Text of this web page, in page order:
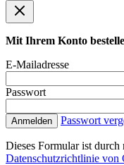
Mit Ihrem Konto
E-Mailadresse
Passwort
Anmelden Passwort
Dieses Formular ist
Datenschutzrichtlinie von